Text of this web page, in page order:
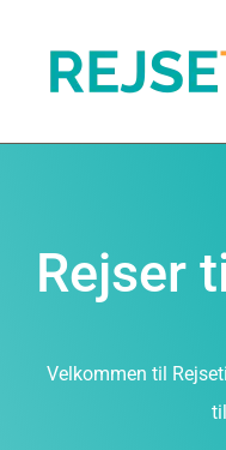
Rejser
Velkommen til